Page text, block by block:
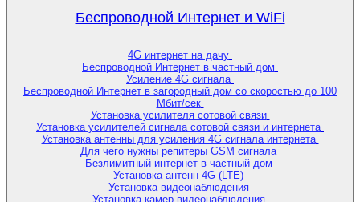
Беспроводной Интернет и WiFi
4G интернет на дачу
Беспроводной Интернет в частный дом
Усиление 4G сигнала
Беспроводной Интернет в загородный дом со скоростью до 100
Мбит/сек
Установка усилителя сотовой связи
Установка усилителей сигнала сотовой связи и интернета
Установка антенны для усиления 4G сигнала интернета
Для чего нужны репитеры GSM сигнала
Безлимитный интернет в частный дом
Установка антенн 4G (LTE)
Установка видеонаблюдения
Установка камер видеонаблюдения